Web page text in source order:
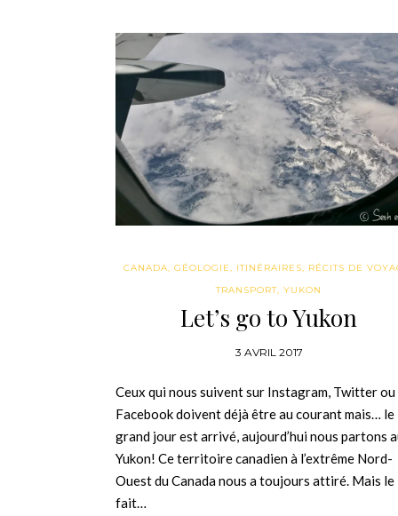
CANADA, GÉOLOGIE, ITINÉRAIRES, RÉCITS DE
TRANSPORT, YUKON
Let’s go to Yukon
3 AVRIL 2017
Ceux qui nous suivent sur Instagram, Twitter ou
Facebook doivent déjà être au courant mais… le
grand jour est arrivé, aujourd’hui nous partons
Yukon! Ce territoire canadien à l’extrême Nord-
Ouest du Canada nous a toujours attiré. Mais le
fait…